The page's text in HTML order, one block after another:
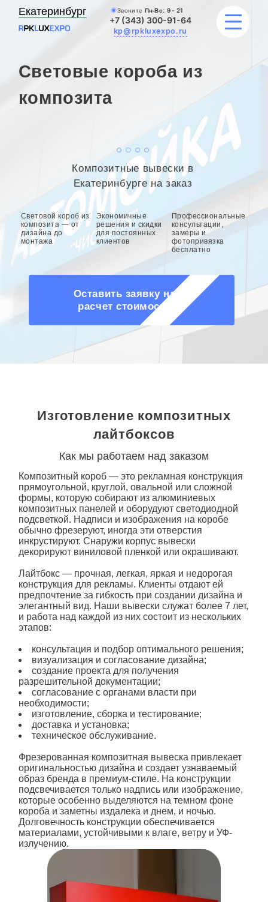
Екатеринбург Звоните Пн-Вс: 9 - 21
+7 (343) 300-91-64
kp@rpkluxexpo.ru
УСЛУГИ
О КОМПАНИИ
Световые короба из
композита
Композитные вывески в
Екатеринбурге на заказ
Световой короб из
композита — от
дизайна до
монтажа
Экономичные
решения и скидки
для постоянных
клиентов
Профессиональные
консультации,
замеры и
фотопривязка
бесплатно
Оставить заявку на
расчет стоимости
Изготовление композитных
лайтбоксов
Как мы работаем над заказом
Композитный короб — это рекламная конструкция
прямоугольной, круглой, овальной или сложной
формы, которую собирают из алюминиевых
композитных панелей и оборудуют светодиодной
подсветкой. Надписи и изображения на коробе
обычно фрезеруют, иногда эти отверстия
инкрустируют. Снаружи корпус вывески
декорируют виниловой пленкой или окрашивают.
Лайтбокс — прочная, легкая, яркая и недорогая
конструкция для рекламы. Клиенты отдают ей
предпочтение за гибкость при создании дизайна и
элегантный вид. Наши вывески служат более 7 лет,
и работа над каждой из них состоит из нескольких
этапов:
консультация и подбор оптимального решения;
визуализация и согласование дизайна;
создание проекта для получения
разрешительной документации;
согласование с органами власти при
необходимости;
изготовление, сборка и тестирование;
доставка и установка;
техническое обслуживание.
Фрезерованная композитная вывеска привлекает
оригинальностью дизайна и создает узнаваемый
образ бренда в премиум-стиле. На конструкции
подсвечивается только надпись или изображение,
которые особенно выделяются на темном фоне
короба и заметны издалека и днем, и ночью.
Долговечность конструкции обеспечивается
материалами, устойчивыми к влаге, ветру и УФ-
излучению.